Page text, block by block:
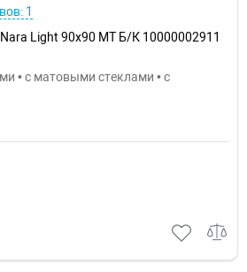
1
Light 90x90 МТ Б/К 10000002911
• с матовыми стеклами • с